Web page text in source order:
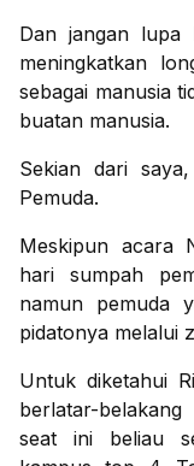
Dan jangan lupa
meningkatkan
sebagai manusia
buatan manusia.
Sekian dari
Pemuda.
Meskipun acara
hari sumpah
namun pemuda
pidatonya melalui
Untuk diketahui
berlatar-
seat ini beliau